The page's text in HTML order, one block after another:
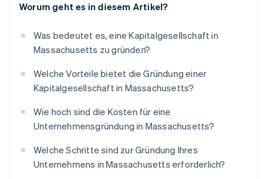
Worum geht es in diesem Artikel?
Was bedeutet es, eine Kapitalgesellschaft in
Massachusetts zu gründen?
Welche Vorteile bietet die Gründung einer
Kapitalgesellschaft in Massachusetts?
Wie hoch sind die Kosten für eine
Unternehmensgründung in Massachusetts?
Welche Schritte sind zur Gründung Ihres
Unternehmens in Massachusetts erforderlich?